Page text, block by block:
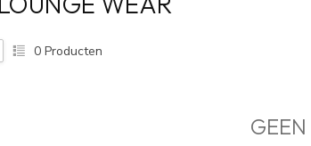
0 Producten